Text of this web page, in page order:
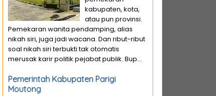
kabupaten, kota,
atau pun provinsi.
Pemekaran wanita pendamping, alias
nikah siri, juga jadi wacana. Dan ribut-ribut
soal nikah siri terbukti tak otomatis
merusak karir politik pejabat publik. Bup...
Pemerintah Kabupaten Parigi
Moutong